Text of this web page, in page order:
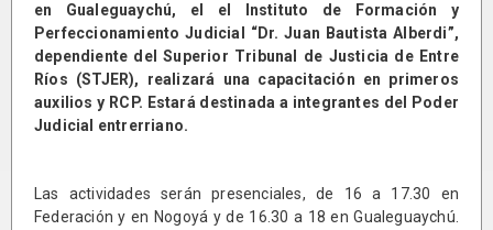
en Gualeguaychú, el el Instituto de Formación y
Perfeccionamiento Judicial “Dr. Juan Bautista Alberdi”,
dependiente del Superior Tribunal de Justicia de Entre
Ríos (STJER), realizará una capacitación en primeros
auxilios y RCP. Estará destinada a integrantes del Poder
Judicial entrerriano.
Las actividades serán presenciales, de 16 a 17.30 en
Federación y en Nogoyá y de 16.30 a 18 en Gualeguaychú.